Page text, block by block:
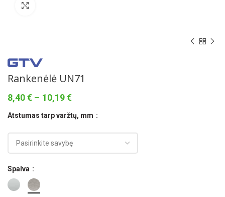
Rankenėlė UN71
8,40€ – 10,19€Price
8,40 €
10,19 €
Atstumas tarp varžtų, mm
Spalva